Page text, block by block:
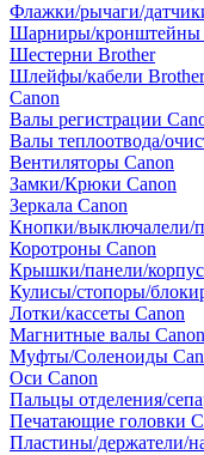
Флажки/рычаги/
Шарниры/кронштейны
Шестерни Brother
Шлейфы/кабели Brother
Canon
Валы регистрации
Валы теплоотвода/
Вентиляторы Canon
Замки/Крюки Canon
Зеркала Canon
Кнопки/выключалели/
Коротроны Canon
Крышки/панели/
Кулисы/стопоры/
Лотки/кассеты Canon
Магнитные валы Canon
Муфты/Соленоиды
Оси Canon
Пальцы отделения/
Печатающие головки
Пластины/держатели/